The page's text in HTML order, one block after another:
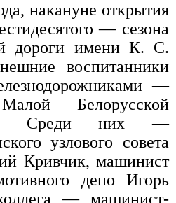
накануне открытия
— сезона
дороги имени К. С.
воспитанники
—
Белорусской
Среди них —
узлового совета
Кривчик, машинист
депо Игорь
— машинист-